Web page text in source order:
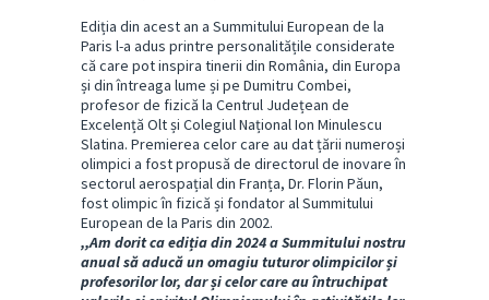
Ediția din acest an a Summitului European de la
Paris l-a adus printre personalitățile considerate
că care pot inspira tinerii din România, din Europa
și din întreaga lume și pe Dumitru Combei,
profesor de fizică la Centrul Județean de
Excelență Olt și Colegiul Național Ion Minulescu
Slatina. Premierea celor care au dat țării numeroși
olimpici a fost propusă de directorul de inovare în
sectorul aerospațial din Franța, Dr. Florin Păun,
fost olimpic în fizică și fondator al Summitului
European de la Paris din 2002.
,,Am dorit ca ediția din 2024 a Summitului nostru
anual să aducă un omagiu tuturor olimpicilor și
profesorilor lor, dar și celor care au întruchipat